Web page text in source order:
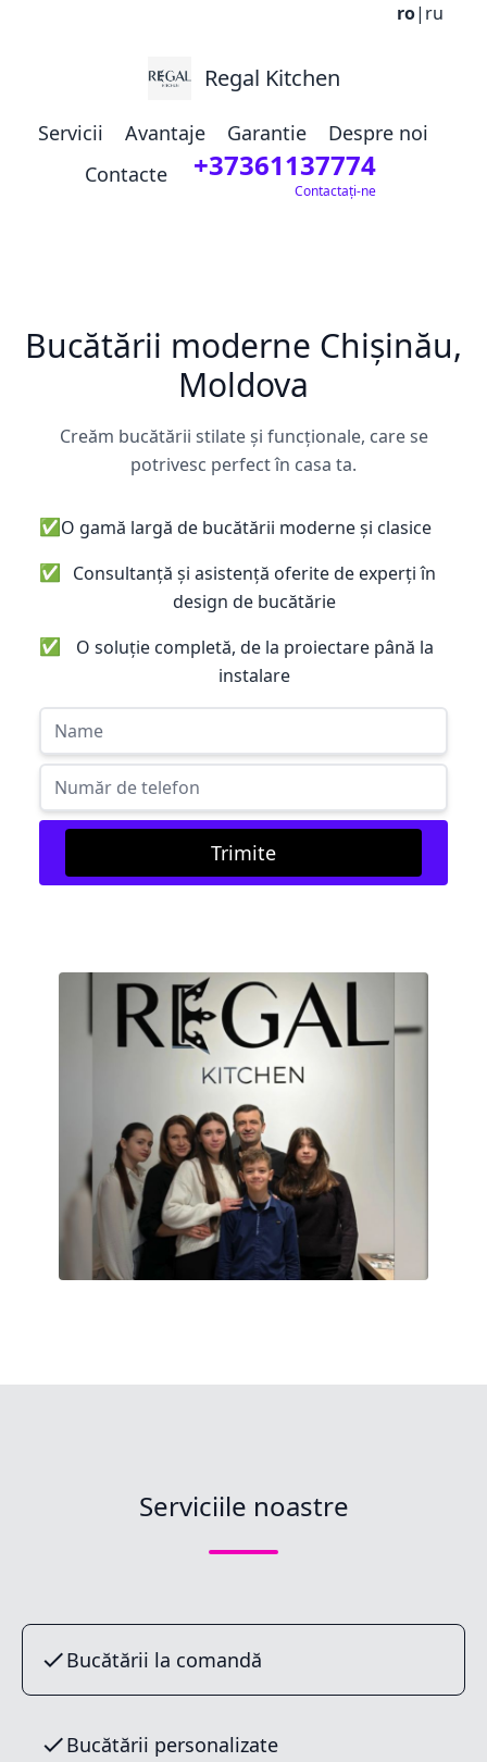
ro| ru
Regal Kitchen
Servicii Avantaje Garantie
Despre noi
Contacte
+37361137774
Contactați-ne
Bucătării moderne Chișinău,
Moldova
Creăm bucătării stilate și funcționale, care se
potrivesc perfect în casa ta.
✅O gamă largă de bucătării moderne și clasice
✅ Consultanță și asistență oferite de experți în
design de bucătărie
✅
O soluție completă, de la proiectare până la
instalare
Trimite
Serviciile noastre
Bucătării la comandă
Bucătării personalizate